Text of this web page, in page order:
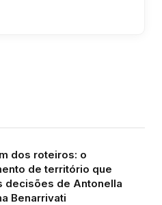
dos roteiros: o
de território que
decisões de Antonella
Benarrivati